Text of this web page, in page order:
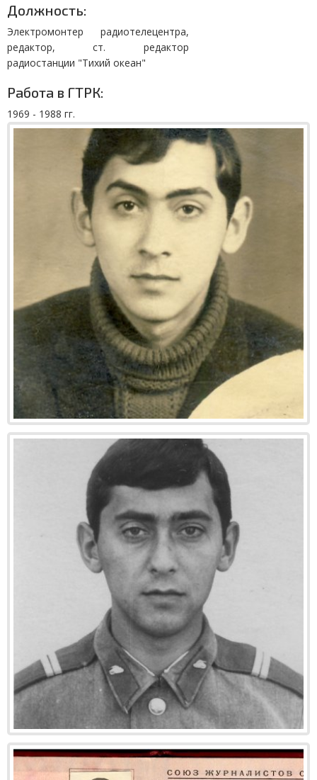
Должность:
Электромонтер радиотелецентра,
редактор, ст. редактор
радиостанции "Тихий океан"
Работа в ГТРК:
1969 - 1988 гг.